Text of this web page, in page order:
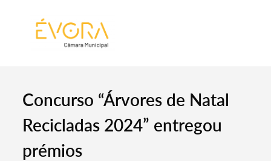
Concurso “Árvores de Natal
Recicladas 2024” entregou
prémios